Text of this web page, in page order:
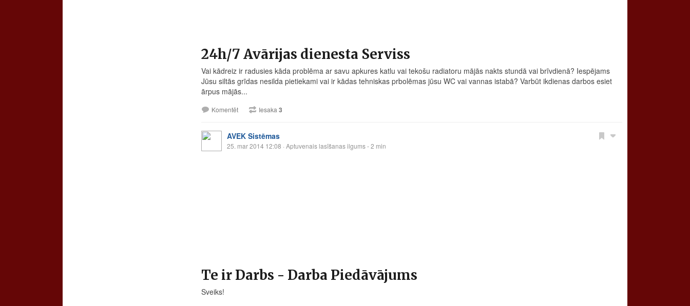
24h/7 Avārijas dienesta Serviss
Vai kādreiz ir radusies kāda problēma ar savu apkures katlu vai tekošu radiatoru mājās nakts stundā vai brīvdienā? Iespējams
Jūsu siltās grīdas nesilda pietiekami vai ir kādas tehniskas prbolēmas jūsu WC vai vannas istabā? Varbūt ikdienas darbos esiet
ārpus mājās...
Komentēt Iesaka 3
AVEK Sistēmas
25. mar 2014 12:08 · Aptuvenais lasīšanas ilgums - 2 min
Te ir Darbs - Darba Piedāvājums
Sveiks!